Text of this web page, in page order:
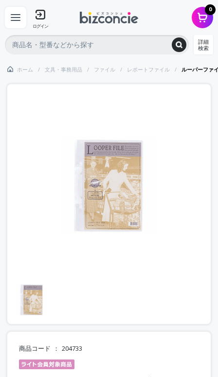
ログイン
0
詳細
検索
ホーム 文具・事務用品 ファイル レポートファイル ルーパーフ
商品コード 204733